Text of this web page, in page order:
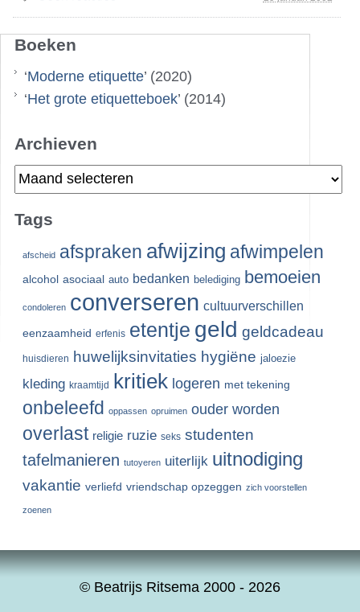
Boeken
‘Moderne etiquette’ (2020)
‘Het grote etiquetteboek’ (2014)
Archieven
Archieven
Tags
afscheid afspraken afwijzing afwimpelen
alcohol asociaal auto bedanken belediging bemoeien
condoleren converseren cultuurverschillen
eenzaamheid erfenis etentje geld geldcadeau
huisdieren huwelijksinvitaties hygiëne jaloezie
kleding kraamtijd kritiek logeren met tekening
onbeleefd oppassen opruimen ouder worden
overlast religie ruzie seks studenten
tafelmanieren tutoyeren uiterlijk uitnodiging
vakantie verliefd vriendschap opzeggen zich voorstellen
zoenen
© Beatrijs Ritsema 2000 - 2026